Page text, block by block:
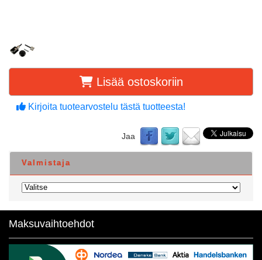
Lisää ostoskoriin
Kirjoita tuotearvostelu tästä tuotteesta!
Jaa
Valmistaja
Maksuvaihtoehdot